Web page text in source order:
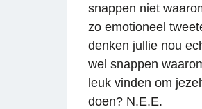
snappen niet
zo emotioneel
denken jullie nou
wel snappen
leuk vinden om
doen? N.E.E.